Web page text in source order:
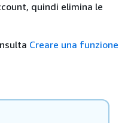
quindi elimina le
Creare una funzione